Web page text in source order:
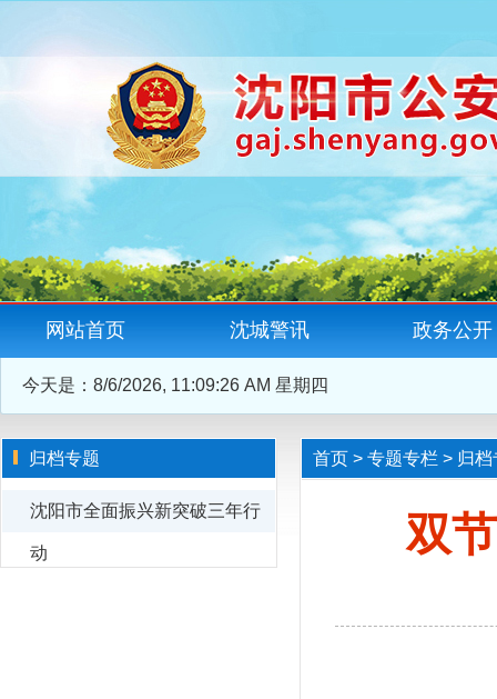
网站首页 沈城警讯 政务公开
今天是： 8/6/2026, 11:09:27 AM 星期四
归档专题
沈阳市全面振兴新突破三年行
动
首页 > 专题专栏 > 归档
双